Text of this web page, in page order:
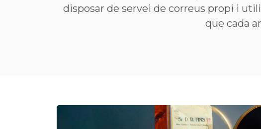
disposar de servei de correus propi i
que cada